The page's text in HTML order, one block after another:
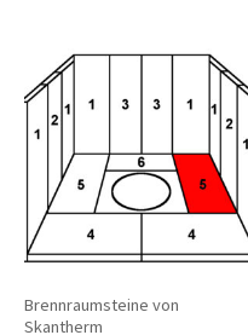
Brennraumsteine von
Skantherm